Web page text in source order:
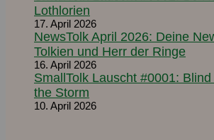
Lothlorien
17. April 2026
NewsTolk April 2026: Deine
Tolkien und Herr der Ringe
16. April 2026
SmallTolk Lauscht #0001:
the Storm
10. April 2026